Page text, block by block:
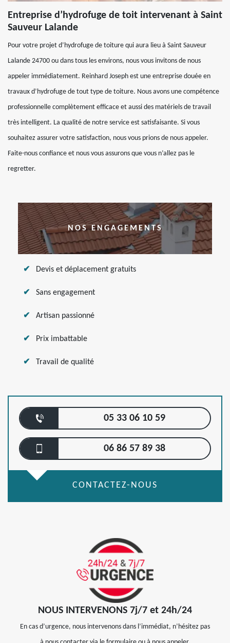
Entreprise d’hydrofuge de toit intervenant à Saint
Sauveur Lalande
Pour votre projet d’hydrofuge de toiture qui aura lieu à Saint Sauveur
Lalande 24700 ou dans tous les environs, nous vous invitons de nous
appeler immédiatement. Reinhard Joseph est une entreprise douée en
travaux d’hydrofuge de tout type de toiture. Nous avons une compétence
professionnelle complètement efficace et aussi des matériels de travail
très intelligent. La qualité de notre service est satisfaisante. Si vous
souhaitez assurer votre satisfaction, nous vous prions de nous appeler.
Faite-nous confiance et nous vous assurons que vous n’allez pas le
regretter.
NOS ENGAGEMENTS
Devis et déplacement gratuits
Sans engagement
Artisan passionné
Prix imbattable
Travail de qualité
05 33 06 10 59
06 86 57 89 38
CONTACTEZ-NOUS
NOUS INTERVENONS 7j/7 et 24h/24
En cas d’urgence, nous intervenons dans l’immédiat, n’hésitez pas